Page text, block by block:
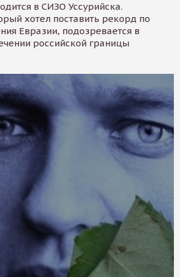
в СИЗО Уссурийска.
хотел поставить рекорд по
Евразии, подозревается в
российской границы